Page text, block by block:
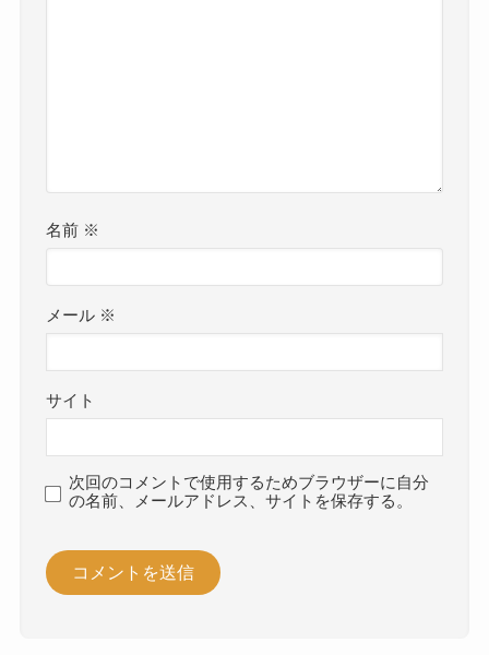
名前 ※
メール ※
サイト
次回のコメントで使用するためブラウザーに自分
の名前、メールアドレス、サイトを保存する。